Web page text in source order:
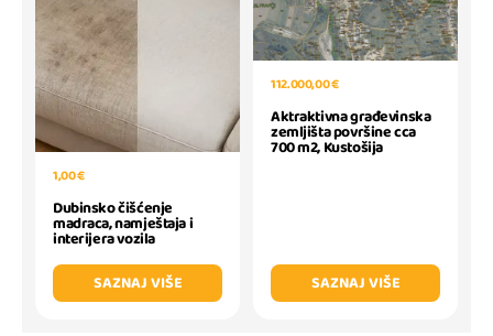
1,00 €
Dubinsko čišćenje
madraca, namještaja i
interijera vozila
SAZNAJ VIŠE
112.000,00 €
Aktraktivna građevinska
zemljišta površine cca
700 m2, Kustošija
SAZNAJ VIŠE